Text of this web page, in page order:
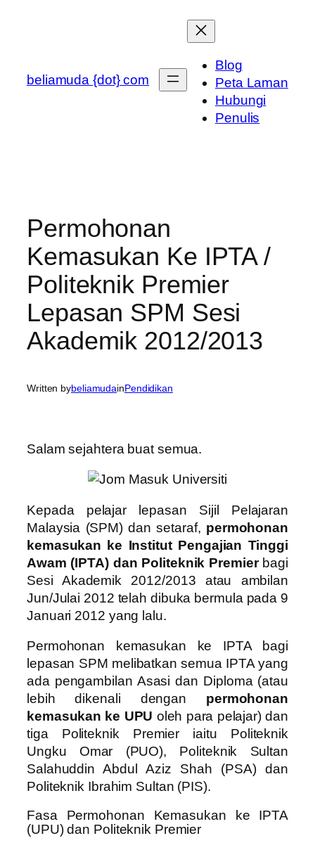
beliamuda {dot} com
Blog
Peta Laman
Hubungi
Penulis
Permohonan
Kemasukan Ke IPTA /
Politeknik Premier
Lepasan SPM Sesi
Akademik 2012/2013
Written bybeliamudainPendidikan
Salam sejahtera buat semua.
Kepada pelajar lepasan Sijil Pelajaran
Malaysia (SPM) dan setaraf, permohonan
kemasukan ke Institut Pengajian Tinggi
Awam (IPTA) dan Politeknik Premierbagi
Sesi Akademik 2012/2013 atau ambilan
Jun/Julai 2012 telah dibuka bermula pada 9
Januari 2012 yang lalu.
Permohonan kemasukan ke IPTA bagi
lepasan SPM melibatkan semua IPTA yang
ada pengambilan Asasi dan Diploma (atau
lebih dikenali dengan permohonan
kemasukan ke UPU oleh para pelajar) dan
tiga Politeknik Premier iaitu Politeknik
Ungku Omar (PUO), Politeknik Sultan
Salahuddin Abdul Aziz Shah (PSA) dan
Politeknik Ibrahim Sultan (PIS).
Fasa Permohonan Kemasukan ke IPTA
(UPU) dan Politeknik Premier